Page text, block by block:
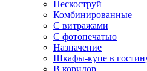
Пескоструй
Комбинированные
С витражами
С фотопечатью
Назначение
Шкафы-купе в
В коридор